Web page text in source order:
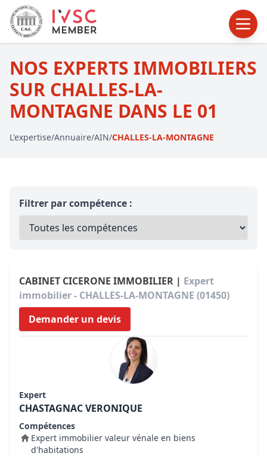
NOS EXPERTS IMMOBILIERS
SUR CHALLES-LA-
MONTAGNE DANS LE 01
L'expertise/Annuaire/AIN/CHALLES-LA-MONTAGNE
Filtrer par compétence :
CABINET CICERONE IMMOBILIER | Expert
immobilier - CHALLES-LA-MONTAGNE (01450)
Demander un devis
Expert
CHASTAGNAC VERONIQUE
Compétences
Expert immobilier valeur vénale en biens
d'habitations